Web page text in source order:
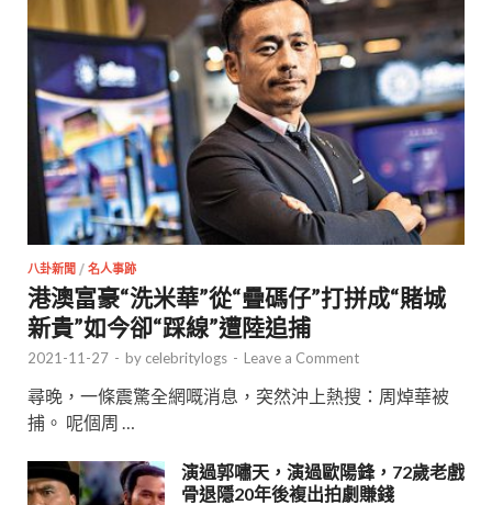
八卦新聞 / 名人事跡
港澳富豪“洗米華”從“疊碼仔”打拼成“賭城
新貴”如今卻“踩線”遭陸追捕
2021-11-27 - by celebritylogs - Leave a Comment
尋晚，一條震驚全網嘅消息，突然沖上熱搜：周焯華被
捕。 呢個周 …
演過郭嘯天，演過歐陽鋒，72歲老戲
骨退隱20年後複出拍劇賺錢